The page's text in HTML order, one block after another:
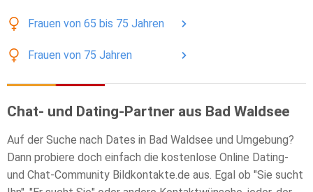
Frauen von 65 bis 75 Jahren
Frauen von 75 Jahren
Chat- und Dating-Partner aus Bad Waldsee
Auf der Suche nach Dates in Bad Waldsee und Umgebung?
Dann probiere doch einfach die kostenlose Online Dating-
und Chat-Community Bildkontakte.de aus. Egal ob "Sie sucht